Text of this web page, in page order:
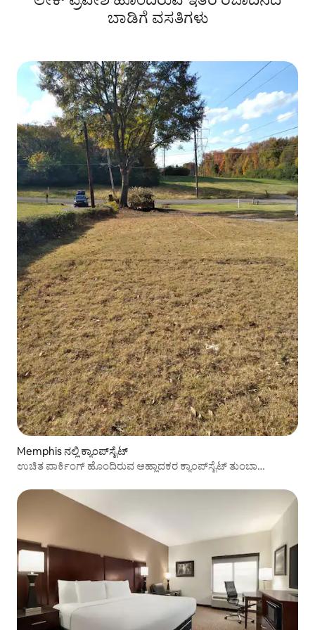
ಬಾಡಿಗೆ ವಸತಿಗಳು
Memphis ನಲ್ಲಿ ಕ್ಯಾಂಪ್‌‌ಸೈಟ್
ಉಚಿತ ಪಾರ್ಕಿಂಗ್ ಹೊಂದಿರುವ ಆಹ್ಲಾದಕರ ಕ್ಯಾಂಪ್‌ಸೈಟ್ ತುಂಬಾ